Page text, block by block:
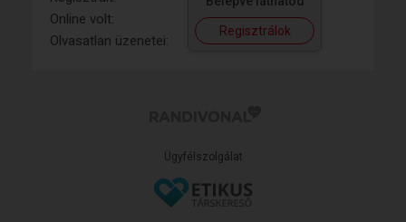
Online volt:
Olvasatlan üzenetei:
Regisztrálok
Ügyfélszolgálat